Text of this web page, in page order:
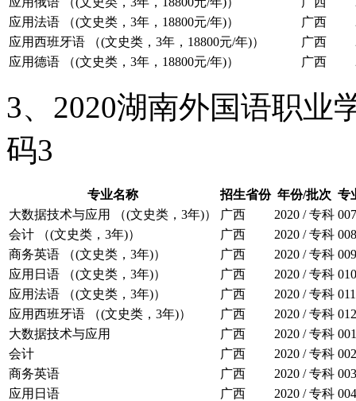
应用法语 （(文史类，3年，18800元/年)）
广西
应用西班牙语 （(文史类，3年，18800元/年)）
广西
应用德语 （(文史类，3年，18800元/年)）
广西
3、2020湖南外国语职业
码3
专业名称 招生省份 年份/批次 专
大数据技术与应用 （(文史类，3年)）
广西 2020 / 专科 007
会计 （(文史类，3年)）
广西 2020 / 专科 008
商务英语 （(文史类，3年)）
广西 2020 / 专科 009
应用日语 （(文史类，3年)）
广西 2020 / 专科 010
应用法语 （(文史类，3年)）
广西 2020 / 专科 011
应用西班牙语 （(文史类，3年)）
广西 2020 / 专科 012
大数据技术与应用
广西 2020 / 专科 001
会计
广西 2020 / 专科 002
商务英语
广西 2020 / 专科 003
应用日语
广西 2020 / 专科 004